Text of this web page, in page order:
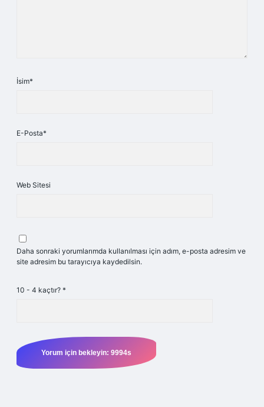
İsim*
E-Posta*
Web Sitesi
Daha sonraki yorumlarımda kullanılması için adım, e-posta adresim ve
site adresim bu tarayıcıya kaydedilsin.
10 - 4 kaçtır? *